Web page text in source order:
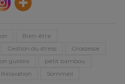
Bien-être
Gestion du stress
Grossesse
guidée
petit bambou
Relaxation Sommeil